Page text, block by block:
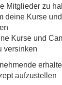
Mitglieder zu
deine Kurse
Kurse und
versinken
aufzustellen